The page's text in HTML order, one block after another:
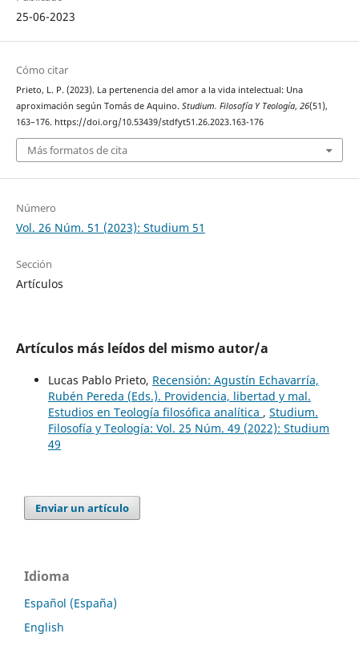
25-06-2023
Cómo citar
Prieto, L. P. (2023). La pertenencia del amor a la vida intelectual: Una
aproximación según Tomás de Aquino. Studium. Filosofía Y Teología, 26(51),
163–176. https://doi.org/10.53439/stdfyt51.26.2023.163-176
Más formatos de cita
Número
Vol. 26 Núm. 51 (2023): Studium 51
Sección
Artículos
Artículos más leídos del mismo autor/a
Lucas Pablo Prieto, Recensión: Agustín Echavarría,
Rubén Pereda (Eds.). Providencia, libertad y mal.
Estudios en Teología filosófica analítica , Studium.
Filosofía y Teología: Vol. 25 Núm. 49 (2022): Studium
49
Enviar un artículo
Idioma
Español (España)
English